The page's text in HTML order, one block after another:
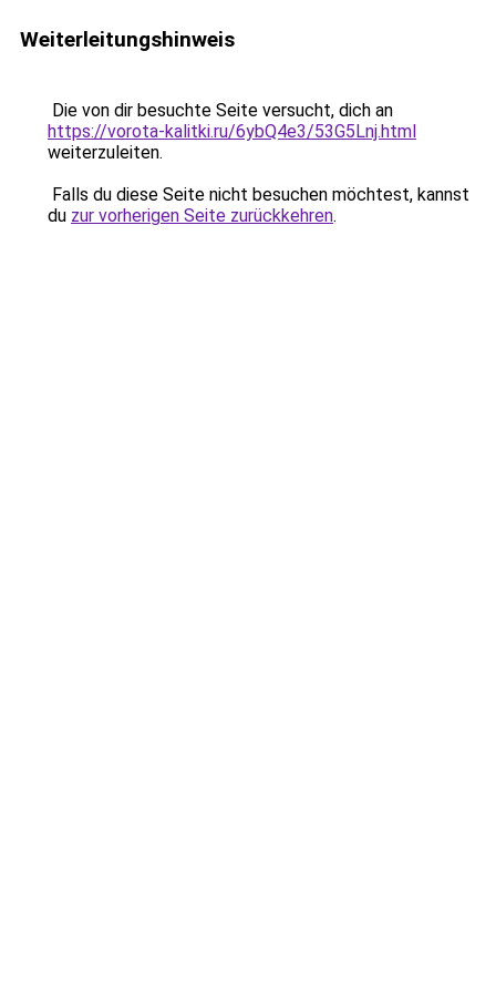
Weiterleitungshinweis
Die von dir besuchte Seite versucht, dich an
https://vorota-kalitki.ru/6ybQ4e3/53G5Lnj.html
weiterzuleiten.
Falls du diese Seite nicht besuchen möchtest, kannst
du zur vorherigen Seite zurückkehren.